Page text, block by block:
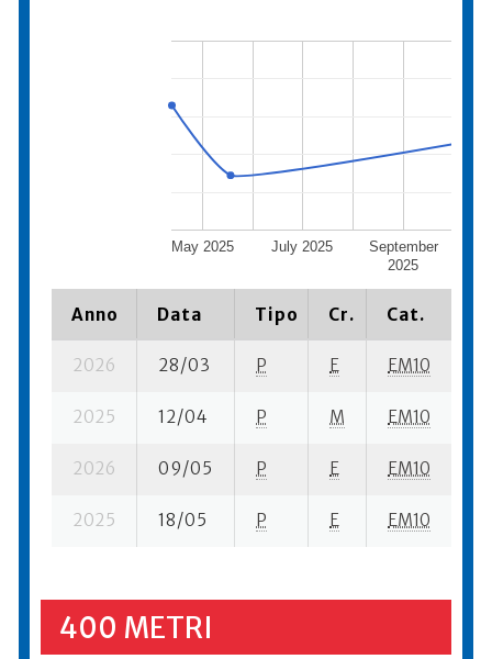
May 2025 July 2025
September
2025
Anno Data Tipo Cr. Cat.
2026 28/03 P E EM10
2025 12/04 P M EM10
2026 09/05 P E EM10
2025 18/05 P E EM10
400 METRI